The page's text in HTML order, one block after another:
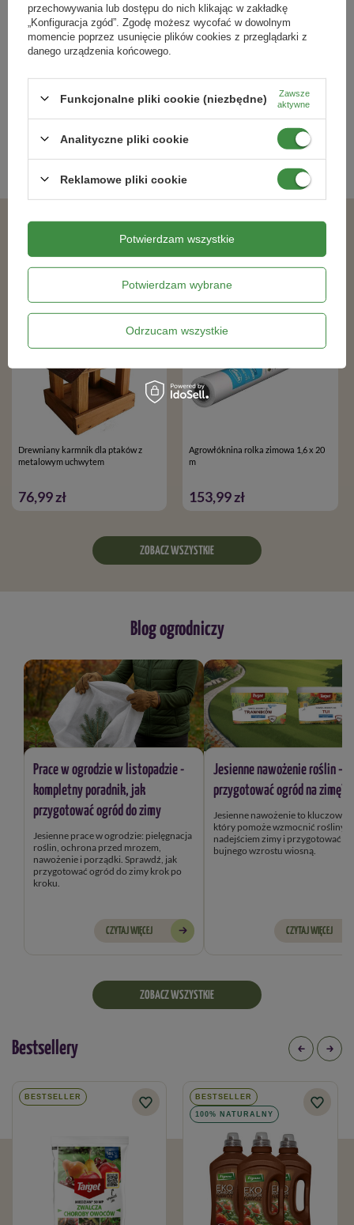
Grzybowe 20 g
SZCZEGÓŁY SZCZEGÓŁY
Polecane produkty
Drewniany karmnik dla ptaków z
metalowym uchwytem
76,99 zł
Agrowłóknina rolka zimowa 1,6 x 20
m
153,99 zł
ZOBACZ WSZYSTKIE
Blog ogrodniczy
Prace w ogrodzie w listopadzie -
kompletny poradnik, jak
przygotować ogród do zimy
Jesienne prace w ogrodzie: pielęgnacja
roślin, ochrona przed mrozem,
nawożenie i porządki. Sprawdź, jak
przygotować ogród do zimy krok po
kroku.
CZYTAJ WIĘCEJ
Jesienne nawożenie roślin –
przygotować ogród na zimę?
Jesienne nawożenie to kluczowy
który pomoże wzmocnić rośliny przed
nadejściem zimy i przygotować je
bujnego wzrostu wiosną.
CZYTAJ WIĘCEJ
ZOBACZ WSZYSTKIE
Bestsellery
BESTSELLER BESTSELLER
100% NATURALNY
przechowywania lub dostępu do nich klikając w zakładkę
„Konfiguracja zgód”. Zgodę możesz wycofać w dowolnym
momencie poprzez usunięcie plików cookies z przeglądarki z
danego urządzenia końcowego.
Funkcjonalne pliki cookie (niezbędne)
Zawsze
aktywne
Analityczne pliki cookie
Reklamowe pliki cookie
Potwierdzam wybrane
Odrzucam wszystkie
Potwierdzam wszystkie